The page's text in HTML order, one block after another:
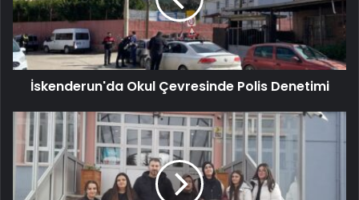
İskenderun'da Okul Çevresinde Polis Denetimi